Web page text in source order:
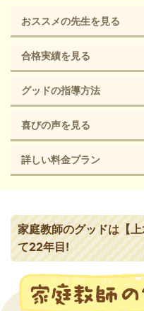
おススメの先生を見る
合格実績を見る
グッドの指導方法
喜びの声を見る
詳しい料金プラン
家庭教師のグッドは【
て22年目!